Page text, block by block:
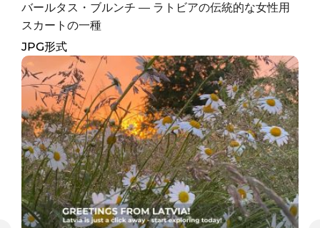
バールタス・ブルンチ ― ラトビアの伝統的な女性用
スカートの一種
JPG形式